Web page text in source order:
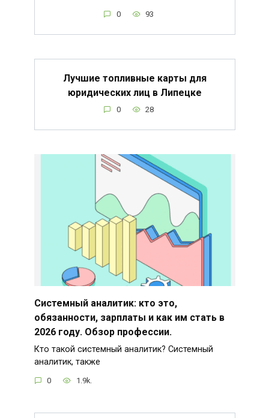
0 93
Лучшие топливные карты для
юридических лиц в Липецке
0 28
Системный аналитик: кто это,
обязанности, зарплаты и как им стать в
2026 году. Обзор профессии.
Кто такой системный аналитик? Системный
аналитик, также
0 1.9k.